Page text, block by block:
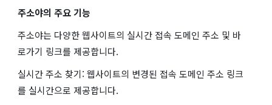
주소야의 주요 기능
주소야는 다양한 웹사이트의 실시간 접속 도메인 주소 및 바
로가기 링크를 제공합니다.
실시간 주소 찾기: 웹사이트의 변경된 접속 도메인 주소 링크
를 실시간으로 제공합니다.